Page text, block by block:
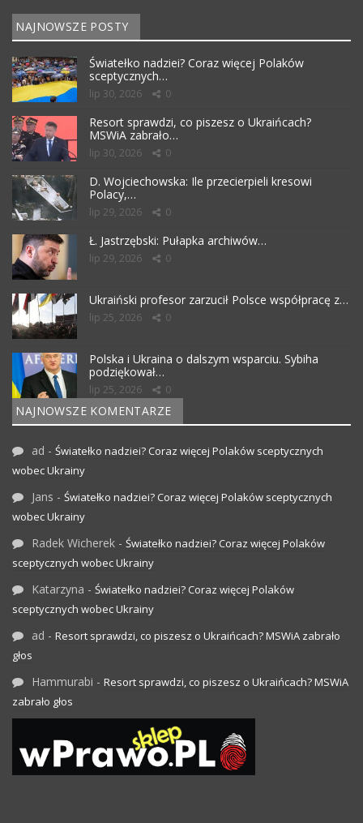
NAJNOWSZE POSTY
Światełko nadziei? Coraz więcej Polaków
sceptycznych…
lip 30, 2026 0
Resort sprawdzi, co piszesz o Ukraińcach?
MSWiA zabrało…
lip 30, 2026 0
D. Wojciechowska: Ile przecierpieli kresowi
Polacy,…
lip 29, 2026 0
Ł. Jastrzębski: Pułapka archiwów…
lip 29, 2026 0
Ukraiński profesor zarzucił Polsce współpracę z…
lip 25, 2026 0
Polska i Ukraina o dalszym wsparciu. Sybiha
podziękował…
lip 25, 2026 0
NAJNOWSZE KOMENTARZE
ad - Światełko nadziei? Coraz więcej Polaków sceptycznych
wobec Ukrainy
Jans - Światełko nadziei? Coraz więcej Polaków sceptycznych
wobec Ukrainy
Radek Wicherek - Światełko nadziei? Coraz więcej Polaków
sceptycznych wobec Ukrainy
Katarzyna - Światełko nadziei? Coraz więcej Polaków
sceptycznych wobec Ukrainy
ad - Resort sprawdzi, co piszesz o Ukraińcach? MSWiA zabrało
głos
Hammurabi - Resort sprawdzi, co piszesz o Ukraińcach? MSWiA
zabrało głos